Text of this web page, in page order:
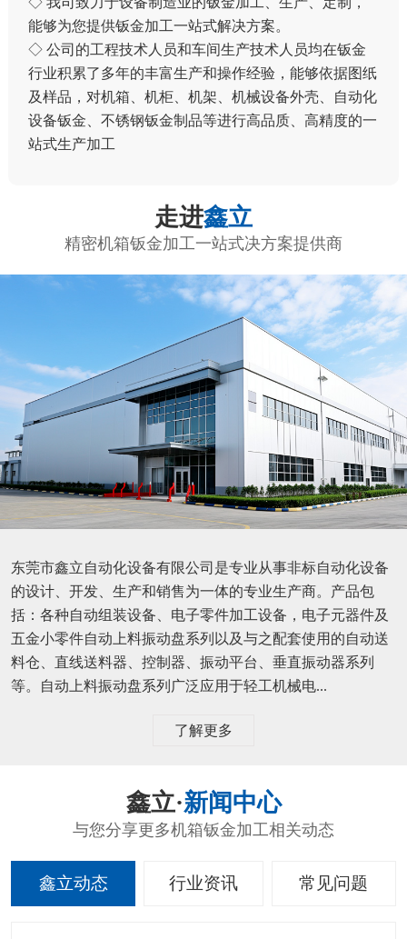
能够为您提供钣金加工一站式解决方案。
◇ 公司的工程技术人员和车间生产技术人员均在钣金
行业积累了多年的丰富生产和操作经验，能够依据图纸
及样品，对机箱、机柜、机架、机械设备外壳、自动化
设备钣金、不锈钢钣金制品等进行高品质、高精度的一
站式生产加工
走进鑫立
精密机箱钣金加工一站式决方案提供商
东莞市鑫立自动化设备有限公司是专业从事非标自动化设备
的设计、开发、生产和销售为一体的专业生产商。产品包
括：各种自动组装设备、电子零件加工设备，电子元器件及
五金小零件自动上料振动盘系列以及与之配套使用的自动送
料仓、直线送料器、控制器、振动平台、垂直振动器系列
等。自动上料振动盘系列广泛应用于轻工机械电...
了解更多
鑫立·新闻中心
与您分享更多机箱钣金加工相关动态
鑫立动态 行业资讯 常见问题